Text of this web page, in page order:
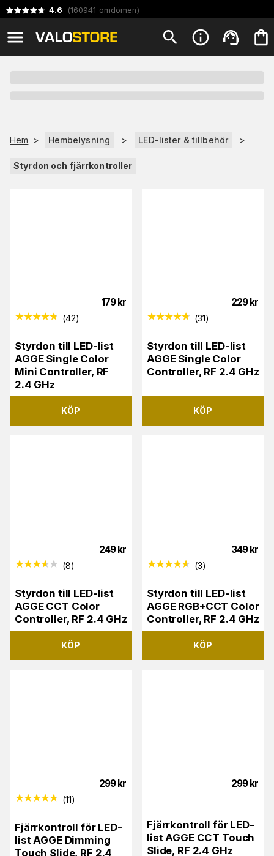
4.6 (160941 omdömen)
Hem > Hembelysning > LED-lister & tillbehör >
Styrdon och fjärrkontroller
179 kr
(42)
Styrdon till LED-list
AGGE Single Color
Mini Controller, RF
2.4 GHz
KÖP
229 kr
(31)
Styrdon till LED-list
AGGE Single Color
Controller, RF 2.4 GHz
KÖP
249 kr
(8)
Styrdon till LED-list
AGGE CCT Color
Controller, RF 2.4 GHz
KÖP
349 kr
(3)
Styrdon till LED-list
AGGE RGB+CCT Color
Controller, RF 2.4 GHz
KÖP
299 kr
(11)
Fjärrkontroll för LED-
list AGGE Dimming
Touch Slide, RF 2.4
299 kr
Fjärrkontroll för LED-
list AGGE CCT Touch
Slide, RF 2.4 GHz